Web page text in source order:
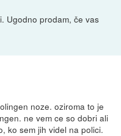
Ugodno prodam, če vas
noze. oziroma to je
ne vem ce so dobri ali
ko sem jih videl na polici.